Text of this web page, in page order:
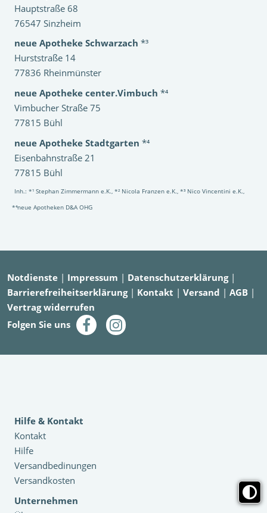
Hauptstraße 68
76547 Sinzheim
neue Apotheke Schwarzach *³
Hurststraße 14
77836 Rheinmünster
neue Apotheke center.Vimbuch *⁴
Vimbucher Straße 75
77815 Bühl
neue Apotheke Stadtgarten *⁴
Eisenbahnstraße 21
77815 Bühl
Inh.: *¹ Stephan Zimmermann e.K., *² Nicola Franzen e.K., *³ Nico Vincentini e.K.,
*⁴neue Apotheken D&A OHG
Notdienste | Impressum | Datenschutzerklärung|
Barrierefreiheitserklärung| Kontakt | Versand | AGB |
Vertrag widerrufen
Folgen Sie uns
Hilfe & Kontakt
Kontakt
Hilfe
Versandbedinungen
Versandkosten
Unternehmen